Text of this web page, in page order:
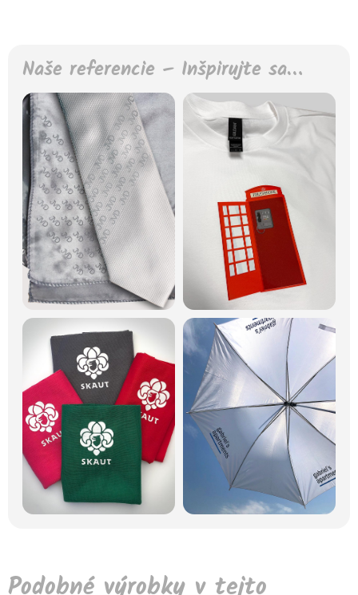
Naše referencie – Inšpirujte sa…